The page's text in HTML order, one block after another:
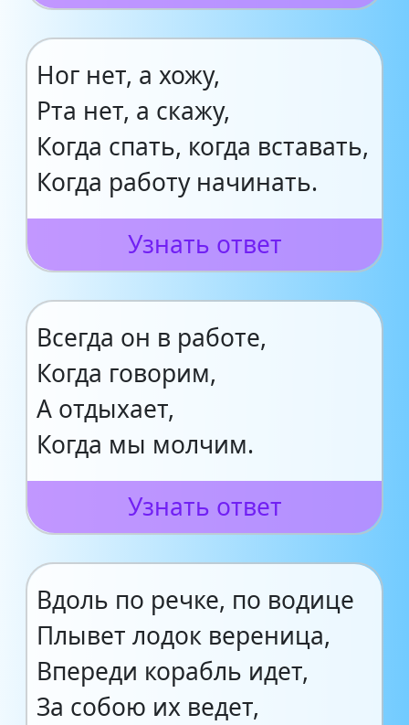
Ног нет, а хожу,
Рта нет, а скажу,
Когда спать, когда вставать,
Когда работу начинать.
Узнать ответ
Всегда он в работе,
Когда говорим,
А отдыхает,
Когда мы молчим.
Узнать ответ
Вдоль по речке, по водице
Плывет лодок вереница,
Впереди корабль идет,
За собою их ведет,